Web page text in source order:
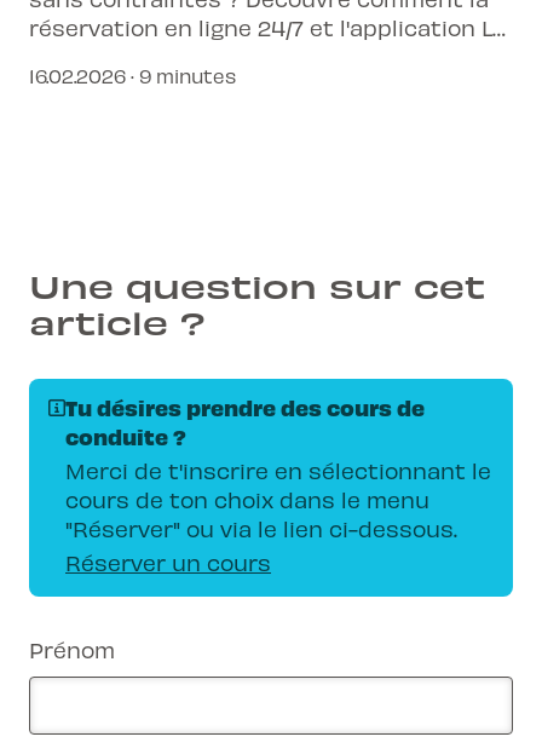
réservation en ligne 24/7 et l'application L-
d'apprentissage, le rendant plus flexible et
16.02.2026 · 9 minutes
Une question sur cet
article ?
Tu désires prendre des cours de
conduite ?
Merci de t'inscrire en sélectionnant le
cours de ton choix dans le menu
"Réserver" ou via le lien ci-dessous.
Réserver un cours
Prénom